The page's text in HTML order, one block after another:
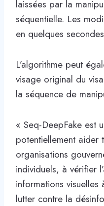
laissées par la
séquentielle. Les
en quelques
L’algorithme peut
visage original du
la séquence de
« Seq-DeepFake est
potentiellement aider
organisations
individuels, à vérifier
informations visuelles
lutter contre la